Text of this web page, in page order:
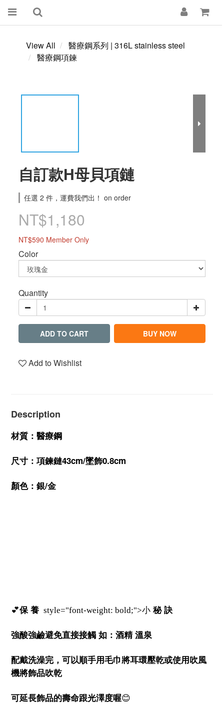
View All
醫療鋼系列 | 316L stainless steel
醫療鋼項鍊
自訂款H母貝項鏈
任選 2 件，運費我們出！ on order
NT$1,180
NT$590 Member Only
Color
Quantity
ADD TO CART BUY NOW
Add to Wishlist
Description
材質：醫療鋼
尺寸：項鍊鏈43cm/墜飾0.8cm
顏色：銀/金
💕保 養 style="font-weight: bold;">小 秘 訣
強酸強鹼避免直接接觸 如：酒精 溫泉
配戴洗澡完，可以順手用毛巾將耳環壓乾或使用吹風
機將飾品吹乾
可延長飾品的壽命跟光澤度喔😊